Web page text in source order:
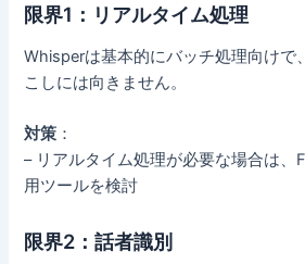
限界1：リアルタイム処理
Whisperは基本的にバッチ処理向けで
こしには向きません。
対策 ：
– リアルタイム処理が必要な場合は、
用ツールを検討
限界2：話者識別